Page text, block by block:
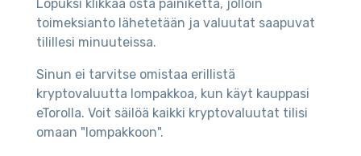
Lopuksi klikkaa osta painiketta, jolloin
toimeksianto lähetetään ja valuutat saapuvat
tilillesi minuuteissa.
Sinun ei tarvitse omistaa erillistä
kryptovaluutta lompakkoa, kun käyt kauppasi
eTorolla. Voit säilöä kaikki kryptovaluutat tilisi
omaan "lompakkoon".